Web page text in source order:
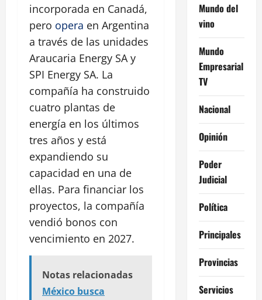
incorporada en Canadá,
pero opera en Argentina
a través de las unidades
Araucaria Energy SA y
SPI Energy SA. La
compañía ha construido
cuatro plantas de
energía en los últimos
tres años y está
expandiendo su
capacidad en una de
ellas. Para financiar los
proyectos, la compañía
vendió bonos con
vencimiento en 2027.
Notas relacionadas
México busca
Mundo del
vino
Mundo
Empresarial
TV
Nacional
Opinión
Poder
Judicial
Política
Principales
Provincias
Servicios